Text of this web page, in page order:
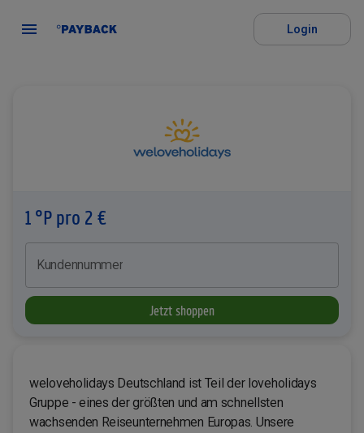
Login
weloveholidays Deutschland ist Teil der loveholidays
Gruppe - eines der größten und am schnellsten
wachsenden Reiseunternehmen Europas. Unsere
1 °P pro 2 €
Kundennummer
Jetzt shoppen